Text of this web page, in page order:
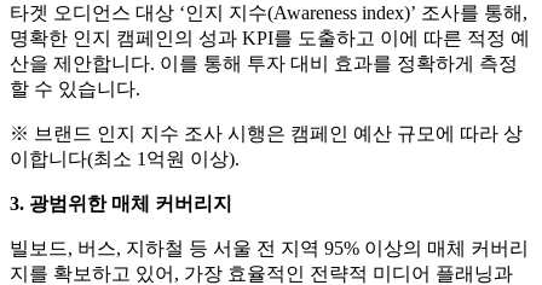
타겟 오디언스 대상 ‘인지 지수(Awareness index)’ 조사를 통해,
명확한 인지 캠페인의 성과 KPI를 도출하고 이에 따른 적정 예
산을 제안합니다. 이를 통해 투자 대비 효과를 정확하게 측정
할 수 있습니다.
※ 브랜드 인지 지수 조사 시행은 캠페인 예산 규모에 따라 상
이합니다(최소 1억원 이상).
3. 광범위한 매체 커버리지
빌보드, 버스, 지하철 등 서울 전 지역 95% 이상의 매체 커버리
지를 확보하고 있어, 가장 효율적인 전략적 미디어 플래닝과